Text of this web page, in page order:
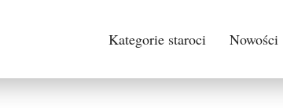
Kategorie staroci Nowości